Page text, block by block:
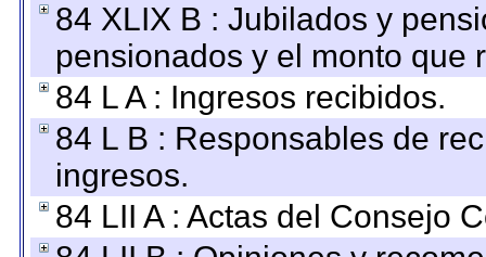
84 XLIX B : Jubilados y
pensionados y el monto que
84 L A : Ingresos recibidos.
84 L B : Responsables de
ingresos.
84 LII A : Actas del Consejo